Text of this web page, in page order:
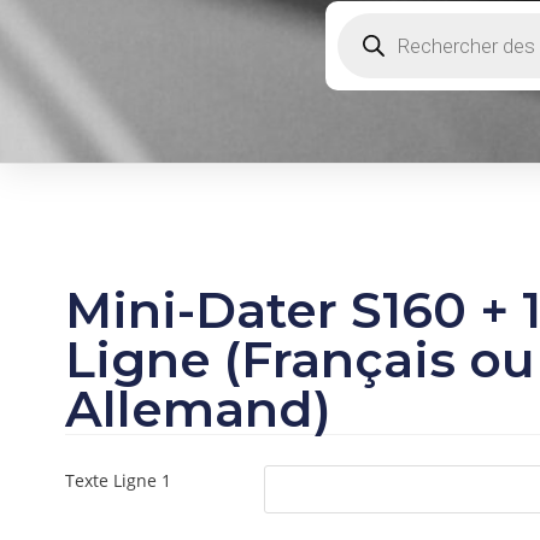
Mini-Dater S160 + 1
Ligne (Français ou
Allemand)
Texte Ligne 1